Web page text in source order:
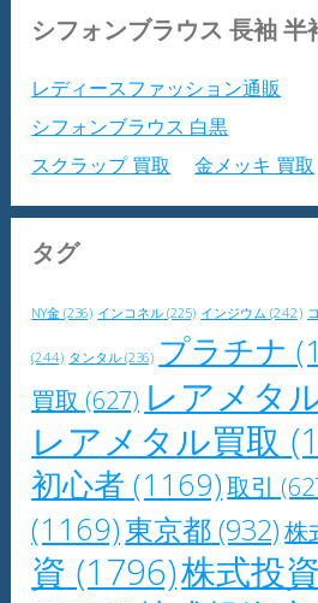
シフォンブラウス 長袖 半
レディースファッション通販
シフォンブラウス 白黒
スクラップ 買取
金メッキ 買取
タグ
NY金 (236) インコネル (225) インジウム (242)
(244) タンタル (236) プラチナ
買取 (627) レアメタ
レアメタル買取
初心者 (1169)取引
(1169)東京都(932)株
資 (1796)株式投